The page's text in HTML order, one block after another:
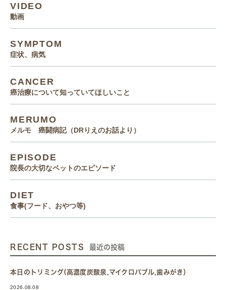
VIDEO
動画
SYMPTOM
症状、病気
CANCER
癌治療について知っていてほしいこと
MERUMO
メルモ 癌闘病記（DRりえのお話より）
EPISODE
院長の大切なペットのエピソード
DIET
食事(フード、おやつ等)
RECENT POSTS 最近の投稿
本日のトリミング(高濃度炭酸泉,マイクロバブル,歯みがき）
2026.08.08